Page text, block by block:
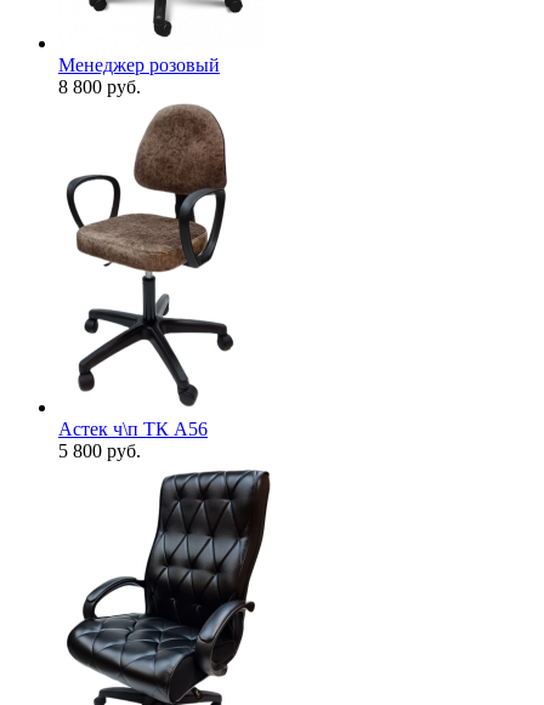
Менеджер розовый
8 800 руб.
Астек ч\п ТК А56
5 800 руб.